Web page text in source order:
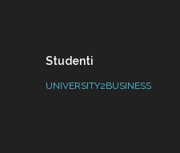
Studenti
UNIVERSITY2BUSINESS